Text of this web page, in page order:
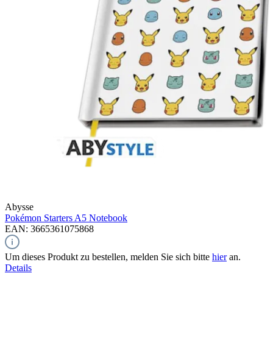
Abysse
Pokémon Starters A5 Notebook
EAN: 3665361075868
Um dieses Produkt zu bestellen, melden Sie sich bitte hieran.
Details